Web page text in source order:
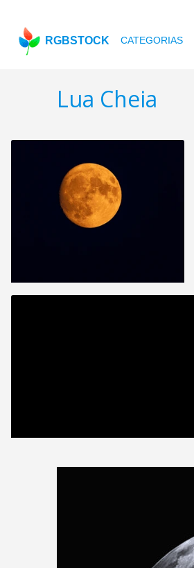
RGBSTOCK CATEGORIAS
Lua Cheia